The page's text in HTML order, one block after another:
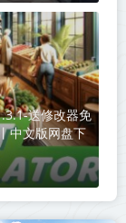
送修改器免
中文版网盘下